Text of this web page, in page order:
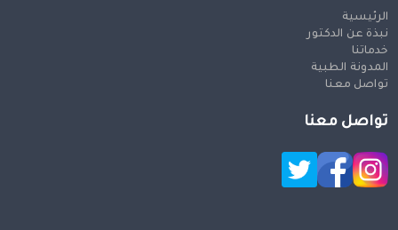
الرئيسية
نبذة عن الدكتور
خدماتنا
المدونة الطبية
تواصل معنا
تواصل معنا